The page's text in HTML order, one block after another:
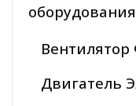
оборудования
Двигатель